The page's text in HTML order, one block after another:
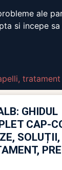
ale
si incepe
, tratament
GHIDUL
CAP-
SOLUȚII,